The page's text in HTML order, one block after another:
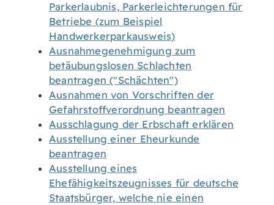
Parkerlaubnis, Parkerleichterungen für
Betriebe (zum Beispiel
Handwerkerparkausweis)
Ausnahmegenehmigung zum
betäubungslosen Schlachten
beantragen ("Schächten")
Ausnahmen von Vorschriften der
Gefahrstoffverordnung beantragen
Ausschlagung der Erbschaft erklären
Ausstellung einer Eheurkunde
beantragen
Ausstellung eines
Ehefähigkeitszeugnisses für deutsche
Staatsbürger, welche nie einen